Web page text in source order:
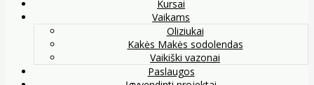
Kursai
Vaikams
Oliziukai
Kakės Makės sodolendas
Vaikiški vazonai
Paslaugos